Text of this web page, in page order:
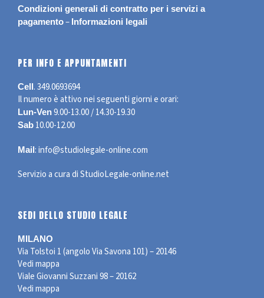
Condizioni generali di contratto per i servizi a
pagamento– Informazioni legali
PER INFO E APPUNTAMENTI
Cell.349.0693694
Il numero è attivo nei seguenti giorni e orari:
Lun-Ven9.00-13.00 / 14.30-19.30
Sab 10.00-12.00
Mail:info@studiolegale-online.com
Servizio a cura diStudioLegale-online.net
SEDI DELLO STUDIO LEGALE
MILANO
Via Tolstoi 1 (angolo Via Savona 101) – 20146
Vedi mappa
Viale Giovanni Suzzani 98 – 20162
Vedi mappa